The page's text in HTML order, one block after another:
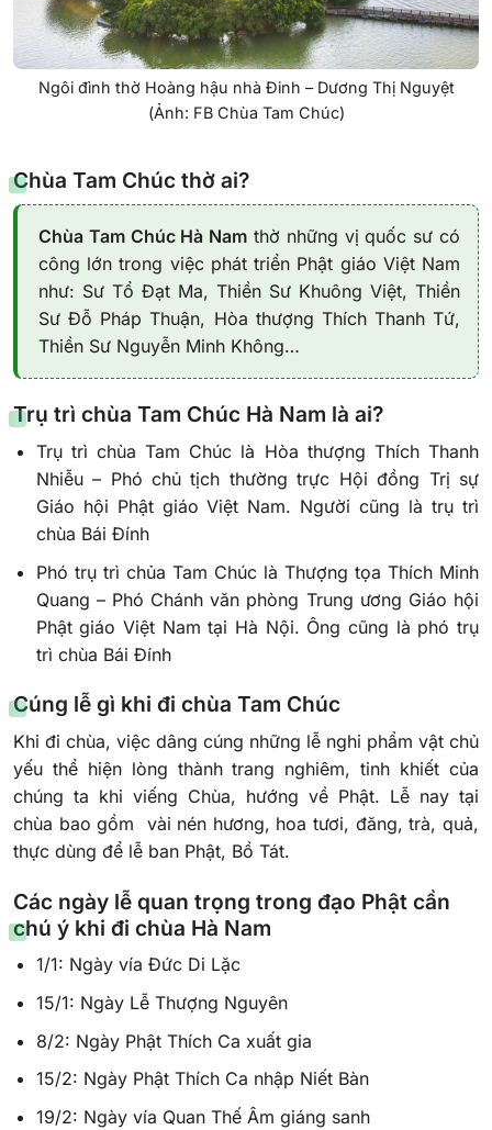
Ngôi đình thờ Hoàng hậu nhà Đinh – Dương Thị Nguyệt
(Ảnh: FB Chùa Tam Chúc)
Chùa Tam Chúc thờ ai?
Chùa Tam Chúc Hà Nam thờ những vị quốc sư có
công lớn trong việc phát triển Phật giáo Việt Nam
như: Sư Tổ Đạt Ma, Thiền Sư Khuông Việt, Thiền
Sư Đỗ Pháp Thuận, Hòa thượng Thích Thanh Tứ,
Thiền Sư Nguyễn Minh Không…
Trụ trì chùa Tam Chúc Hà Nam là ai?
Trụ trì chùa Tam Chúc là Hòa thượng Thích Thanh
Nhiễu – Phó chủ tịch thường trực Hội đồng Trị sự
Giáo hội Phật giáo Việt Nam. Người cũng là trụ trì
chùa Bái Đính
Phó trụ trì chủa Tam Chúc là Thượng tọa Thích Minh
Quang – Phó Chánh văn phòng Trung ương Giáo hội
Phật giáo Việt Nam tại Hà Nội. Ông cũng là phó trụ
trì chùa Bái Đính
Cúng lễ gì khi đi chùa Tam Chúc
Khi đi chùa, việc dâng cúng những lễ nghi phẩm vật chủ
yếu thể hiện lòng thành trang nghiêm, tinh khiết của
chúng ta khi viếng Chùa, hướng về Phật. Lễ nay tại
chùa bao gồm vài nén hương, hoa tươi, đăng, trà, quả,
thực dùng để lễ ban Phật, Bồ Tát.
Các ngày lễ quan trọng trong đạo Phật cần
chú ý khi đi chùa Hà Nam
1/1: Ngày vía Đức Di Lặc
15/1: Ngày Lễ Thượng Nguyên
8/2: Ngày Phật Thích Ca xuất gia
15/2: Ngày Phật Thích Ca nhập Niết Bàn
19/2: Ngày vía Quan Thế Âm giáng sanh